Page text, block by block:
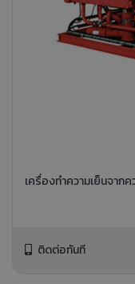
เครื่องทำความเย็นจาก
ติดต่อทันที